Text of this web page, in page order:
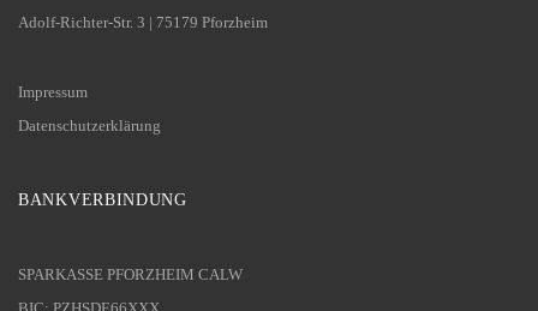
Adolf-Richter-Str. 3 | 75179 Pforzheim
Impressum
Datenschutzerklärung
BANKVERBINDUNG
SPARKASSE PFORZHEIM CALW